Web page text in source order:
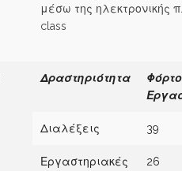
μέσω της ηλεκτρονικής
class
Δραστηριότητα
Διαλέξεις 39
Εργαστηριακές
26